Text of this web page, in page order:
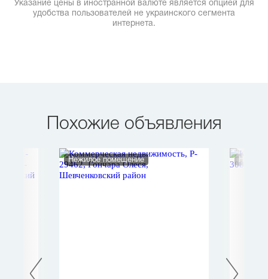
Указание цены в иностранной валюте является опцией для
удобства пользователей не украинского сегмента
интернета.
Похожие объявления
Нежилое помещение